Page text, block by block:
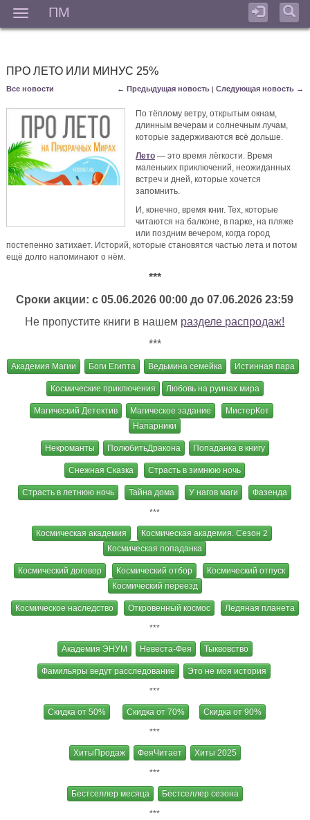
ПМ
ПРО ЛЕТО ИЛИ МИНУС 25%
← Предыдущая новость| Следующая новость →
Все новости
По тёплому ветру, открытым окнам,
длинным вечерам и солнечным лучам,
которые задерживаются всё дольше.
Лето — это время лёгкости. Время
маленьких приключений, неожиданных
встреч и дней, которые хочется
запомнить.
И, конечно, время книг. Тех, которые
читаются на балконе, в парке, на пляже
или поздним вечером, когда город
постепенно затихает. Историй, которые становятся частью лета и потом
ещё долго напоминают о нём.
***
Сроки акции: с 05.06.2026 00:00 до07.06.202623:59
Не пропустите книги в нашем разделе распродаж!
***
Академия Магии Боги Египта Ведьмина семейка Истинная пара
Космические приключения Любовь на руинах мира
Магический Детектив Магическое задание
МистерКот
Напарники
Некроманты ПолюбитьДракона Попаданка в книгу
Снежная Сказка Страсть в зимнюю ночь
Страсть в летнюю ночь Тайна дома У нагов маги Фазенда
***
Космическая академия
Космическая академия. Сезон 2
Космическая попаданка
Космический договор Космический отбор
Космический отпуск
Космический переезд
Космическое наследство Откровенный космос Ледяная планета
***
Академия ЭНУМ Невеста-Фея Тыквовство
Фамильяры ведут расследование Это не моя история
***
Скидка от 50% Скидка от 70% Скидка от 90%
***
ХитыПродаж ФеяЧитает Хиты 2025
***
Бестселлер месяца Бестселлер сезона
***